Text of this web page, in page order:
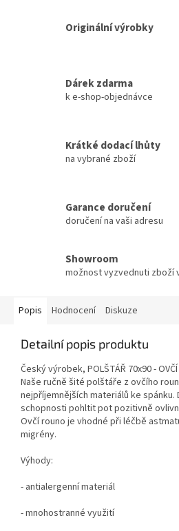
Originální výrobky
Dárek zdarma
k e-shop-objednávce
Krátké dodací lhůty
na vybrané zboží
Garance doručení
doručení na vaši adresu
Showroom
možnost vyzvednuti zboží
Popis Hodnocení Diskuze
Detailní popis produktu
Český výrobek, POLŠTÁŘ 70x90 - OVČÍ
Naše ručně šité polštáře z ovčího
nejpříjemnějších materiálů ke spánku.
schopnosti pohltit pot pozitivně
Ovčí rouno je vhodné při léčbě
migrény.
Výhody:
- antialergenní materiál
- mnohostranné využití